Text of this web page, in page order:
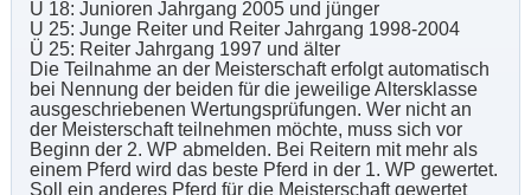
U 18: Junioren Jahrgang 2005 und jünger
U 25: Junge Reiter und Reiter Jahrgang 1998-2004
Ü 25: Reiter Jahrgang 1997 und älter
Die Teilnahme an der Meisterschaft erfolgt automatisch
bei Nennung der beiden für die jeweilige Altersklasse
ausgeschriebenen Wertungsprüfungen. Wer nicht an
der Meisterschaft teilnehmen möchte, muss sich vor
Beginn der 2. WP abmelden. Bei Reitern mit mehr als
einem Pferd wird das beste Pferd in der 1. WP gewertet.
Soll ein anderes Pferd für die Meisterschaft gewertet